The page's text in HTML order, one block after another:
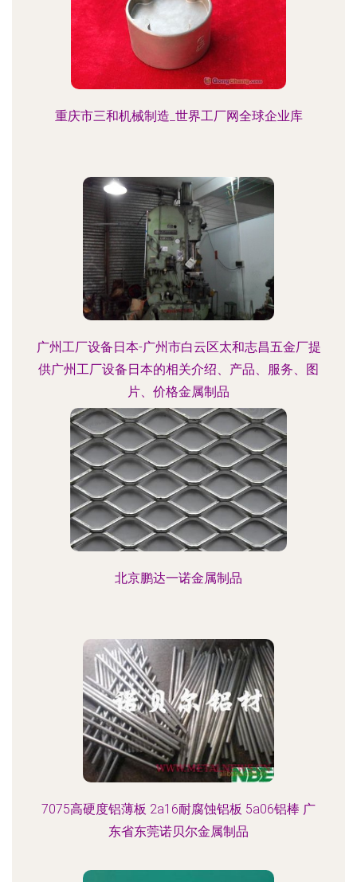
重庆市三和机械制造_世界工厂网全球企业库
广州工厂设备日本-广州市白云区太和志昌五金厂提
供广州工厂设备日本的相关介绍、产品、服务、图
片、价格金属制品
北京鹏达一诺金属制品
7075高硬度铝薄板 2a16耐腐蚀铝板 5a06铝棒 广
东省东莞诺贝尔金属制品